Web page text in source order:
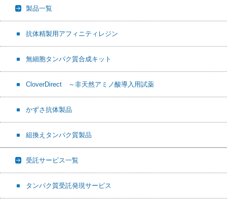
製品一覧
抗体精製用アフィニティレジン
無細胞タンパク質合成キット
CloverDirect ～非天然アミノ酸導入用試薬
かずさ抗体製品
組換えタンパク質製品
受託サービス一覧
タンパク質受託発現サービス